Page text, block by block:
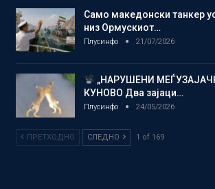
Само македонски танкер
низ Ормускиот…
Плусинфо 21/07/2026
„НАРУШЕНИ
КУНОВО Два зајаци…
Плусинфо 24/05/2026
ПРЕТХОДНО СЛЕДНО 1 of 169